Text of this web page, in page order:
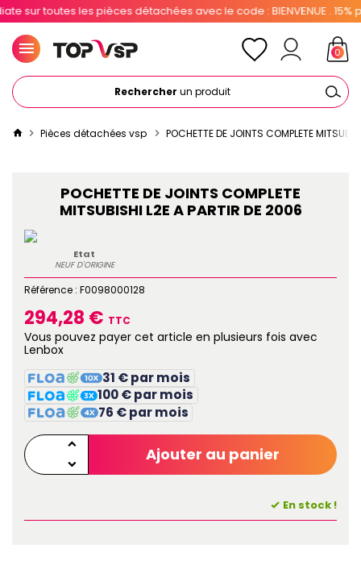
toutes les pièces détachées avec le code : BIENVENUE . 15%
Rechercher un produit
0
Pièces détachées vsp POCHETTE DE JOINTS COMPLETE
POCHETTE DE JOINTS COMPLETE
MITSUBISHI L2E A PARTIR DE 2006
Etat
NEUF D'ORIGINE
Référence : F0098000128
294,28 € TTC
Vous pouvez payer cet article en plusieurs fois avec
Lenbox
31 € par mois
100 € par mois
76 € par mois
Ajouter au panier
En stock !